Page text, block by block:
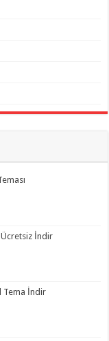
Ücretsiz İndir
Tema İndir